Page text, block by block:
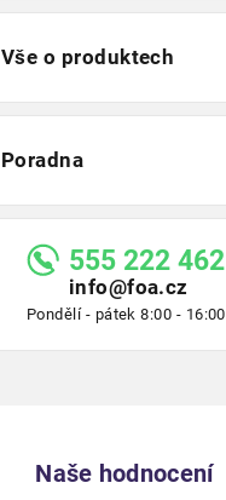
Vše o produktech
Poradna
555 222 462
info@foa.cz
Pondělí - pátek 8:00 - 16:00
Naše hodnocení